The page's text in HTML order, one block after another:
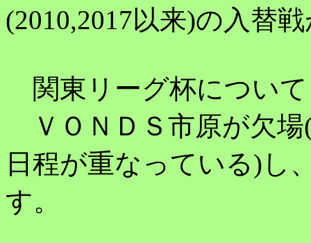
(2010,2017以来)の入替
関東リーグ杯について
ＶＯＮＤＳ市原が欠
日程が重なっている)し
す。